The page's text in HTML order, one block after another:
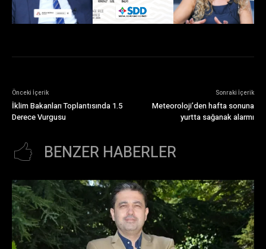
Önceki İçerik
İklim Bakanları Toplantısında 1.5
Derece Vurgusu
Sonraki İçerik
Meteoroloji’den hafta sonuna
yurtta sağanak alarmı
BENZER HABERLER